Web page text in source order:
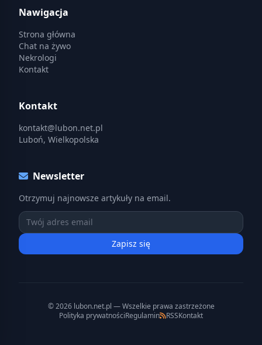
Nawigacja
Strona główna
Chat na żywo
Nekrologi
Kontakt
Kontakt
kontakt@lubon.net.pl
Luboń, Wielkopolska
Newsletter
Otrzymuj najnowsze artykuły na email.
Zapisz się
© 2026 lubon.net.pl — Wszelkie prawa zastrzeżone
Polityka prywatnościRegulamin RSSKontakt